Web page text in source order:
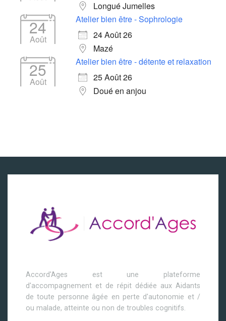
Longué Jumelles
24
Août
Atelier bien être - Sophrologie
24 Août 26
Mazé
25
Août
Atelier bien être - détente et relaxation
25 Août 26
Doué en anjou
Accord'Ages est une plateforme
d'accompagnement et de répit dédiée aux Aidants
de toute personne âgée en perte d'autonomie et /
ou malade, atteinte ou non de troubles cognitifs.